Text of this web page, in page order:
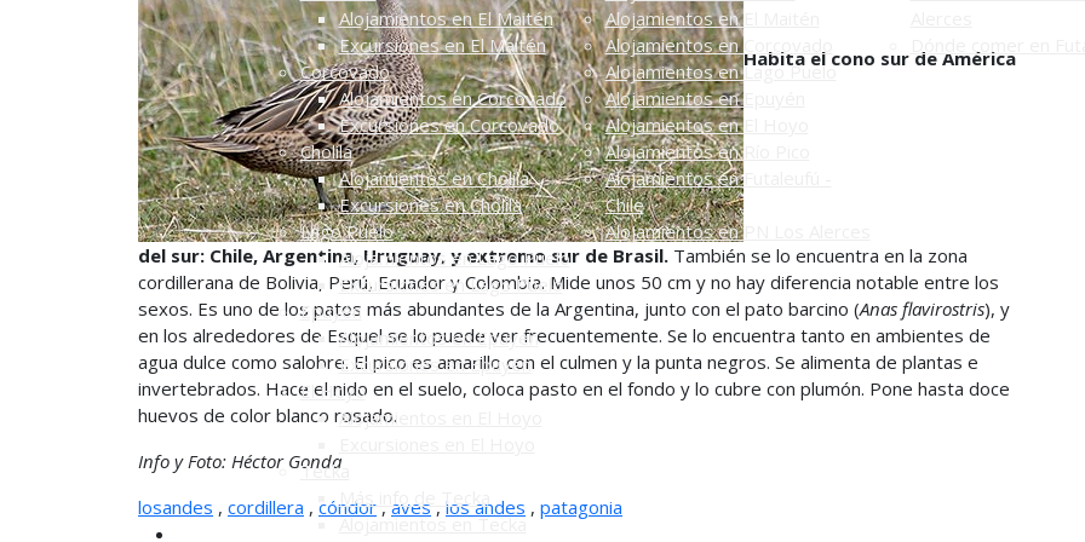
Alojamientos en El Maitén
Excursiones en El Maitén
Corcovado
Alojamientos en Corcovado
Excursiones en Corcovado
Cholila
Alojamientos en Cholila
Excursiones en Cholila
Lago Puelo
Alojamientos en Lago Puelo
Excursiones en Lago Puelo
Epuyén
Alojamientos en Epuyén
Excursiones en Epuyén
El Hoyo
Alojamientos en El Hoyo
Tecka
Más info de Tecka
Alojamientos en Tecka
Alojamientos en El Maitén
Alojamientos en Corcovado
Alojamientos en Lago Puelo
Alojamientos en Epuyén
Alojamientos en El Hoyo
Alojamientos en Río Pico
Alojamientos en Futaleufú -
Chile
Alojamientos en PN Los Alerces
Dónde comer en
Habita el cono sur de América
del sur: Chile, Argentina, Uruguay, y extremo sur de Brasil. También se lo encuentra en la zona
cordillerana de Bolivia, Perú, Ecuador y Colombia. Mide unos 50 cm y no hay diferencia notable entre los
sexos. Es uno de los patos más abundantes de la Argentina, junto con el pato barcino (Anas flavirostris), y
en los alrededores de Esquel se lo puede ver frecuentemente. Se lo encuentra tanto en ambientes de
agua dulce como salobre. El pico es amarillo con el culmen y la punta negros. Se alimenta de plantas e
invertebrados. Hace el nido en el suelo, coloca pasto en el fondo y lo cubre con plumón. Pone hasta doce
huevos de color blanco rosado.
Info y Foto: Héctor Gonda
losandes , cordillera , cóndor , aves , los andes , patagonia